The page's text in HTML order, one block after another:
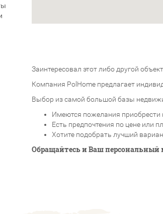
Заинтересовал этот либо другой
Компания PolHome предлагает
Выбор из самой большой базы
Имеются пожелания приобрести
Есть предпочтения по цене или
Хотите подобрать лучший
Обращайтесь и Ваш